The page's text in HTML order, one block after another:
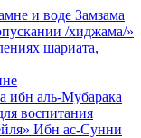
и воде Замзама
/хиджама/»
шариата,
ибн аль-Мубарака
воспитания
Ибн ас-Сунни